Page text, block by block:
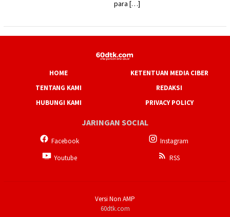
para […]
HOME
KETENTUAN MEDIA CIBER
TENTANG KAMI
REDAKSI
HUBUNGI KAMI
PRIVACY POLICY
JARINGAN SOCIAL
Facebook
Instagram
Youtube
RSS
Versi Non AMP
60dtk.com